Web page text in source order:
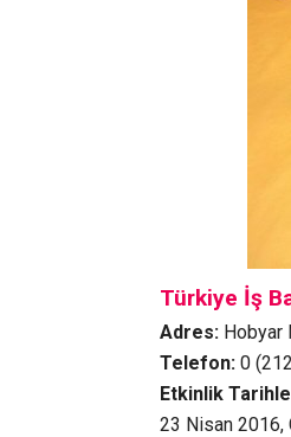
Türkiye İş
Adres: Hobyar
Telefon: 0
Etkinlik
23 Nisan 2016,